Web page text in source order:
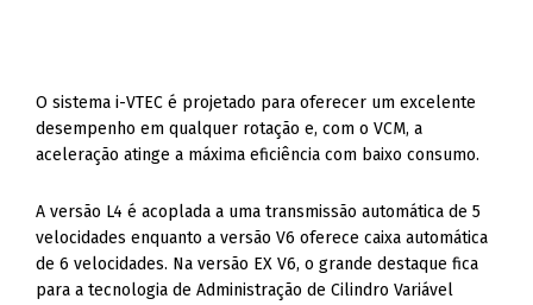
O sistema i-VTEC é projetado para oferecer um excelente
desempenho em qualquer rotação e, com o VCM, a
aceleração atinge a máxima eficiência com baixo consumo.
A versão L4 é acoplada a uma transmissão automática de 5
velocidades enquanto a versão V6 oferece caixa automática
de 6 velocidades. Na versão EX V6, o grande destaque fica
para a tecnologia de Administração de Cilindro Variável